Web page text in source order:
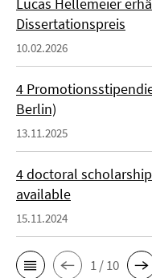
Dissertationspreis
10.02.2026
4
Berlin)
13.11.2025
4 doctoral
available
15.11.2024
1 / 10